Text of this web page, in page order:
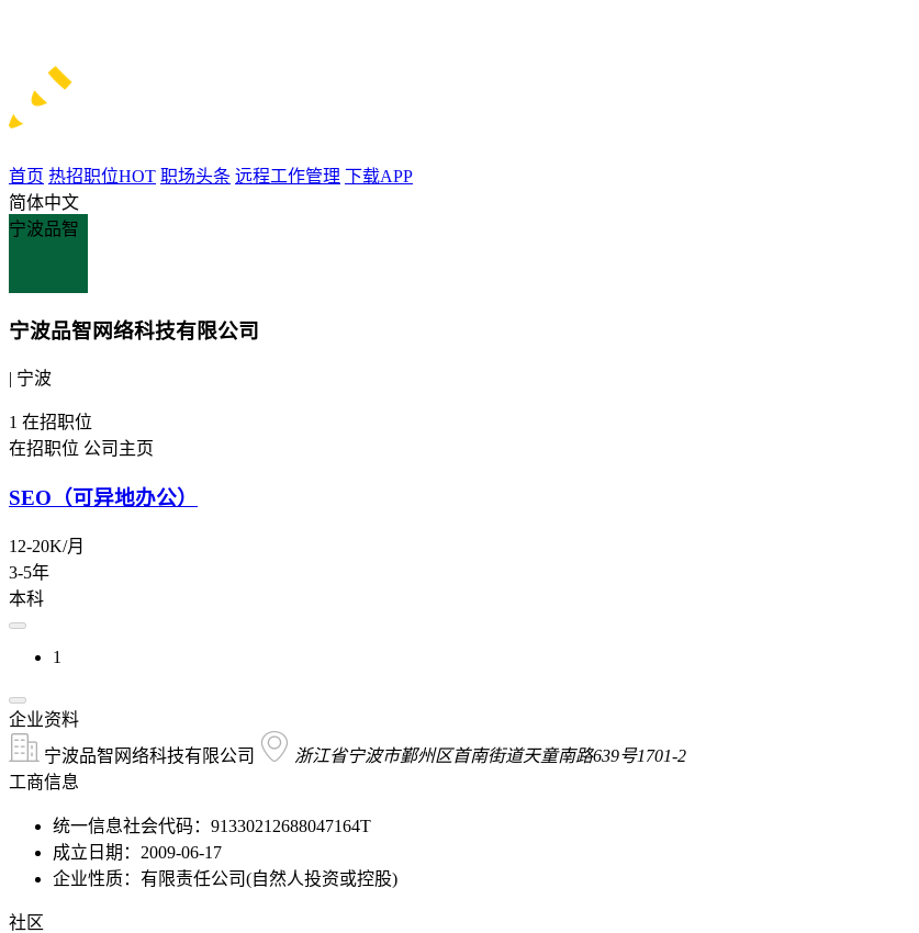
首页 热招职位HOT 职场头条 远程工作管理 下载APP
简体中文
宁波品智
宁波品智网络科技有限公司
| 宁波
1 在招职位
在招职位 公司主页
SEO（可异地办公）
12-20K/月
3-5年
本科
1
企业资料
宁波品智网络科技有限公司
浙江省宁波市鄞州区首南街道天童南路639号1701-2
工商信息
统一信息社会代码：91330212688047164T
成立日期：2009-06-17
企业性质：有限责任公司(自然人投资或控股)
社区